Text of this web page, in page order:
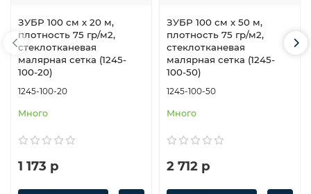
ЗУБР 100 см х 20 м,
плотность 75 гр/м2,
стеклотканевая
малярная сетка (1245-
100-20)
1245-100-20
Много
1 173 р
ЗУБР 100 см х 50 м,
плотность 75 гр/м2,
стеклотканевая
малярная сетка (1245-
100-50)
1245-100-50
Много
2 712 р